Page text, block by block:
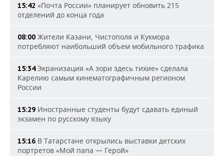
15:42 «Почта России» планирует обновить 215
отделений до конца года
08:00 Жители Казани, Чистополя и Кукмора
потребляют наибольший объем мобильного трафика
15:34Экранизация «А зори здесь тихие» сделала
Карелию самым кинематографичным регионом
России
15:29 Иностранные студенты будут сдавать единый
экзамен по русскому языку
15:16 В Татарстане открылись выставки детских
портретов «Мой папа — Герой»